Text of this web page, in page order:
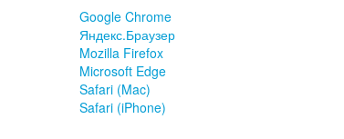
Google Chrome
Яндекс.Браузер
Mozilla Firefox
Microsoft Edge
Safari (Mac)
Safari (iPhone)